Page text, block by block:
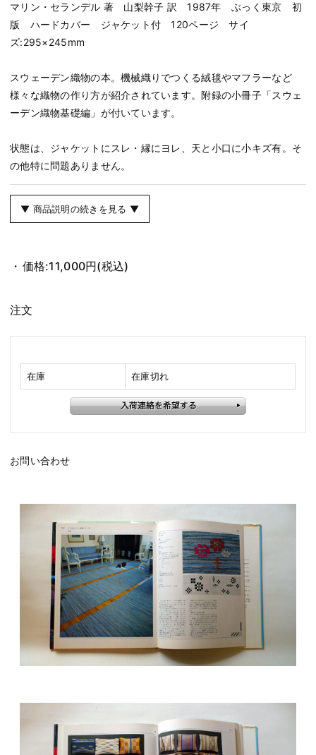
マリン・セランデル 著 山梨幹子 訳 1987年 ぶっく東京 初
版 ハードカバー ジャケット付 120ページ サイ
ズ:295×245mm
スウェーデン織物の本。機械織りでつくる絨毯やマフラーなど
様々な織物の作り方が紹介されています。附録の小冊子「スウェ
ーデン織物基礎編」が付いています。
状態は、ジャケットにスレ・縁にヨレ、天と小口に小キズ有。そ
の他特に問題ありません。
▼ 商品説明の続きを見る ▼
価格:11,000円(税込)
注文
在庫 在庫切れ
お問い合わせ